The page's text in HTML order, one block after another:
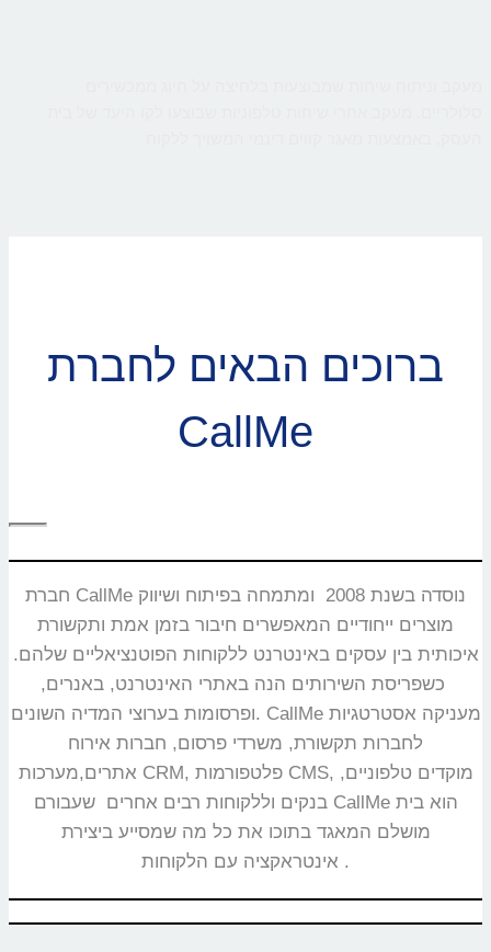
ברוכים הבאים לחברת
CallMe
חברת CallMe נוסדה בשנת 2008 ומתמחה בפיתוח ושיווק
מוצרים ייחודיים המאפשרים חיבור בזמן אמת ותקשורת
איכותית בין עסקים באינטרנט ללקוחות הפוטנציאליים שלהם.
כשפריסת השירותים הנה באתרי האינטרנט, באנרים,
ופרסומות בערוצי המדיה השונים. CallMe מעניקה אסטרטגיות
לחברות תקשורת, משרדי פרסום, חברות אירוח
אתרים,מערכות CRM, פלטפורמות CMS, מוקדים טלפוניים,
בנקים וללקוחות רבים אחרים שעבורם CallMe הוא בית
מושלם המאגד בתוכו את כל מה שמסייע ביצירת
אינטראקציה עם הלקוחות.